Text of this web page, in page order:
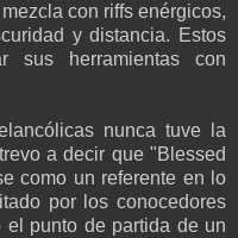
con riffs enérgicos,
y distancia. Estos
sus herramientas con
nunca tuve la
a decir que "Blessed
como un referente en lo
por los conocedores
el punto de partida de un